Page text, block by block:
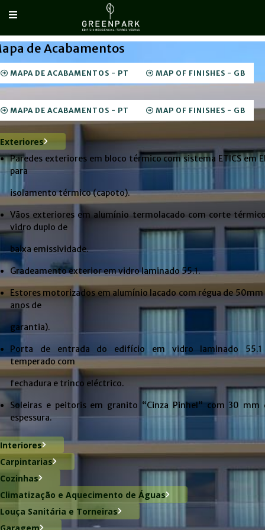
de Acabamentos
MAPA DE ACABAMENTOS - PT MAP OF FINISHES - GB
MAPA DE ACABAMENTOS - PT MAP OF FINISHES - GB
Exteriores
Paredes exteriores em bloco térmico com sistema ETICS em
para
isolamento térmico (capoto).
Vãos exteriores em alumínio termolacado com corte
vidro duplo de
baixa emissividade.
Gradeamento exterior em vidro laminado 55.1.
Estores motorizados em alumínio lacado com régua de 50mm
anos de
garantia).
Porta de entrada do edifício em vidro laminado
temperado com
fechadura e trinco eléctrico.
Soleiras e peitoris em granito “Cinza Pinhel” com 30 mm
espessura.
Interiores
Carpintarias
Cozinhas
Climatização e Aquecimento de Águas
Louça Sanitária e Torneiras
Garagem